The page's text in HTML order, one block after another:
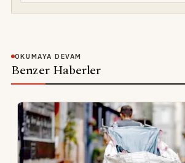
OKUMAYA DEVAM
Benzer Haberler